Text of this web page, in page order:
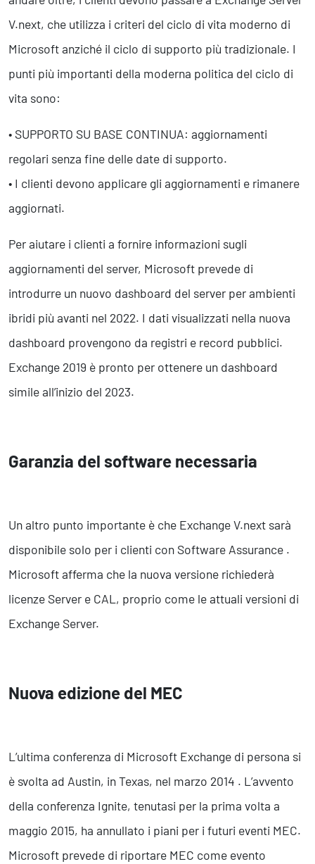
V.next, che utilizza i criteri del ciclo di vita moderno di
Microsoft anziché il ciclo di supporto più tradizionale. I
punti più importanti della moderna politica del ciclo di
vita sono:
• SUPPORTO SU BASE CONTINUA: aggiornamenti
regolari senza fine delle date di supporto.
• I clienti devono applicare gli aggiornamenti e rimanere
aggiornati.
Per aiutare i clienti a fornire informazioni sugli
aggiornamenti del server, Microsoft prevede di
introdurre un nuovo dashboard del server per ambienti
ibridi più avanti nel 2022. I dati visualizzati nella nuova
dashboard provengono da registri e record pubblici.
Exchange 2019 è pronto per ottenere un dashboard
simile all’inizio del 2023.
Garanzia del software necessaria
Un altro punto importante è che Exchange V.next sarà
disponibile solo per i clienti con Software Assurance .
Microsoft afferma che la nuova versione richiederà
licenze Server e CAL, proprio come le attuali versioni di
Exchange Server.
Nuova edizione del MEC
L’ultima conferenza di Microsoft Exchange di persona si
è svolta ad Austin, in Texas, nel marzo 2014 . L’avvento
della conferenza Ignite, tenutasi per la prima volta a
maggio 2015, ha annullato i piani per i futuri eventi MEC.
Microsoft prevede di riportare MEC come evento